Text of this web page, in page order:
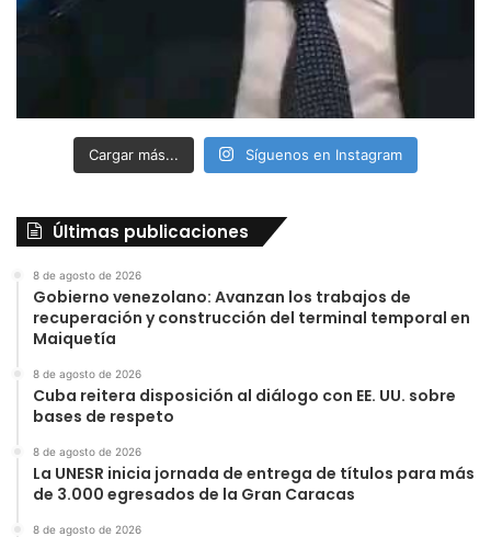
Cargar más... Síguenos en Instagram
Últimas publicaciones
8 de agosto de 2026
Gobierno venezolano: Avanzan los trabajos de
recuperación y construcción del terminal temporal en
Maiquetía
8 de agosto de 2026
Cuba reitera disposición al diálogo con EE. UU. sobre
bases de respeto
8 de agosto de 2026
La UNESR inicia jornada de entrega de títulos para más
de 3.000 egresados de la Gran Caracas
8 de agosto de 2026